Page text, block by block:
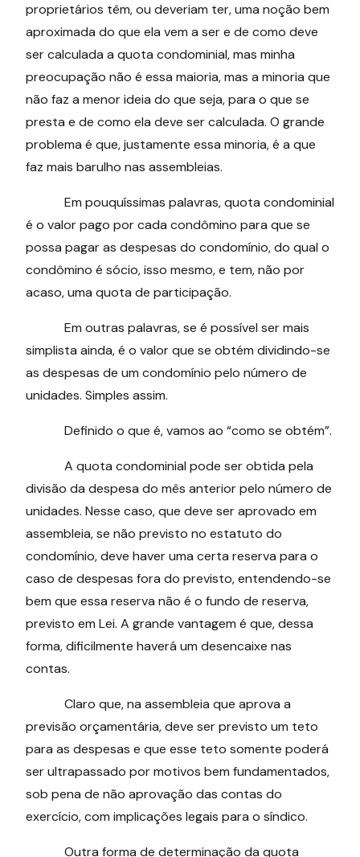
proprietários têm, ou deveriam ter, uma noção bem
aproximada do que ela vem a ser e de como deve
ser calculada a quota condominial, mas minha
preocupação não é essa maioria, mas a minoria que
não faz a menor ideia do que seja, para o que se
presta e de como ela deve ser calculada. O grande
problema é que, justamente essa minoria, é a que
faz mais barulho nas assembleias.
Em pouquíssimas palavras, quota condominial
é o valor pago por cada condômino para que se
possa pagar as despesas do condomínio, do qual o
condômino é sócio, isso mesmo, e tem, não por
acaso, uma quota de participação.
Em outras palavras, se é possível ser mais
simplista ainda, é o valor que se obtém dividindo-se
as despesas de um condomínio pelo número de
unidades. Simples assim.
Definido o que é, vamos ao “como se obtém”.
A quota condominial pode ser obtida pela
divisão da despesa do mês anterior pelo número de
unidades. Nesse caso, que deve ser aprovado em
assembleia, se não previsto no estatuto do
condomínio, deve haver uma certa reserva para o
caso de despesas fora do previsto, entendendo-se
bem que essa reserva não é o fundo de reserva,
previsto em Lei. A grande vantagem é que, dessa
forma, dificilmente haverá um desencaixe nas
contas.
Claro que, na assembleia que aprova a
previsão orçamentária, deve ser previsto um teto
para as despesas e que esse teto somente poderá
ser ultrapassado por motivos bem fundamentados,
sob pena de não aprovação das contas do
exercício, com implicações legais para o síndico.
Outra forma de determinação da quota